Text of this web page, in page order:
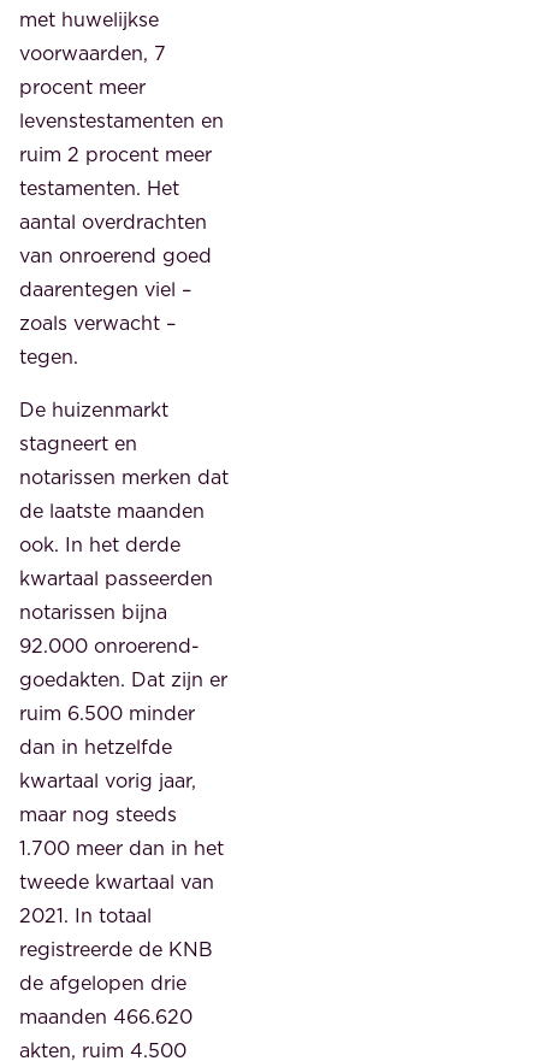
met huwelijkse
voorwaarden, 7
procent meer
levenstestamenten en
ruim 2 procent meer
testamenten. Het
aantal overdrachten
van onroerend goed
daarentegen viel –
zoals verwacht –
tegen.
De huizenmarkt
stagneert en
notarissen merken dat
de laatste maanden
ook. In het derde
kwartaal passeerden
notarissen bijna
92.000 onroerend-
goedakten. Dat zijn er
ruim 6.500 minder
dan in hetzelfde
kwartaal vorig jaar,
maar nog steeds
1.700 meer dan in het
tweede kwartaal van
2021. In totaal
registreerde de KNB
de afgelopen drie
maanden 466.620
akten, ruim 4.500